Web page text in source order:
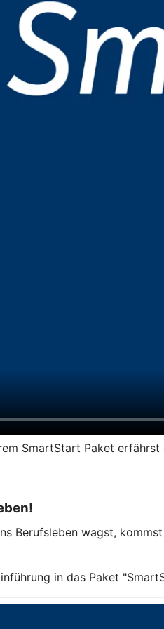
SmartStart Paket erfährst
Berufsleben wagst,
in das Paket